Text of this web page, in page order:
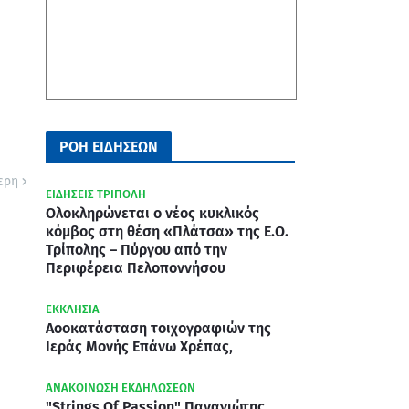
ΡΟΗ ΕΙΔΗΣΕΩΝ
ΕΙΔΗΣΕΙΣ ΤΡΙΠΟΛΗ
Ολοκληρώνεται ο νέος κυκλικός
κόμβος στη θέση «Πλάτσα» της Ε.Ο.
Τρίπολης – Πύργου από την
Περιφέρεια Πελοποννήσου
ΕΚΚΛΗΣΙΑ
Αοοκατάσταση τοιχογραφιών της
Ιεράς Μονής Επάνω Χρέπας,
ΑΝΑΚΟΙΝΩΣΗ ΕΚΔΗΛΩΣΕΩΝ